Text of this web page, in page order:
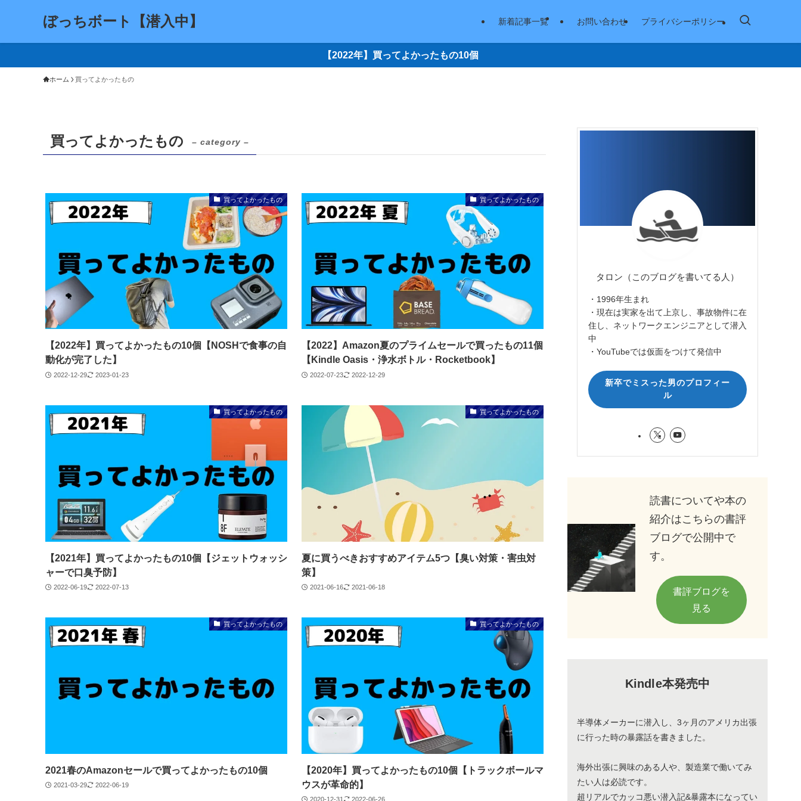
ぼっちボート【潜入中】 新着記事一覧 お問い合わせ プライバシーポリシー
【2022年】買ってよかったもの10個
ホーム 買ってよかったもの
買ってよかったもの – category –
買ってよかったもの
【2022年】買ってよかったもの10個【NOSHで食事の自
動化が完了した】
2022-12-29 2023-01-23
買ってよかったもの
【2022】Amazon夏のプライムセールで買ったもの11個
【Kindle Oasis・浄水ボトル・Rocketbook】
2022-07-23 2022-12-29
買ってよかったもの
【2021年】買ってよかったもの10個【ジェットウォッシ
ャーで口臭予防】
2022-06-19 2022-07-13
買ってよかったもの
夏に買うべきおすすめアイテム5つ【臭い対策・害虫対
策】
2021-06-16 2021-06-18
買ってよかったもの
2021春のAmazonセールで買ってよかったもの10個
2021-03-29 2022-06-19
買ってよかったもの
【2020年】買ってよかったもの10個【トラックボールマ
ウスが革命的】
2020-12-31 2022-06-26
タロン（このブログを書いてる人）
・1996年生まれ
・現在は実家を出て上京し、事故物件に在
住し、ネットワークエンジニアとして潜入
中
・YouTubeでは仮面をつけて発信中
新卒でミスった男のプロフィー
ル
読書についてや本の
紹介はこちらの書評
ブログで公開中で
す。
書評ブログを
見る
Kindle本発売中
半導体メーカーに潜入し、3ヶ月のアメリカ出張
に行った時の暴露話を書きました。
海外出張に興味のある人や、製造業で働いてみ
たい人は必読です。
超リアルでカッコ悪い潜入記&暴露本になってい